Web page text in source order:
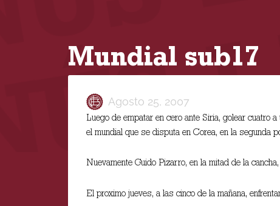
Mundial sub17
Agosto 25, 2007
Luego de empatar en cero ante Siria, golear cuatro
el mundial que se disputa en Corea, en la segunda
Nuevamente Guido Pizarro, en la mitad de la
El proximo jueves, a las cinco de la mañana,